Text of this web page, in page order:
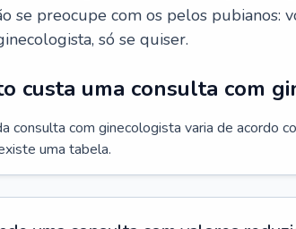
se preocupe com os pelos pubianos:
só se quiser.
custa uma consulta com
consulta com ginecologista varia de acordo
uma tabela.